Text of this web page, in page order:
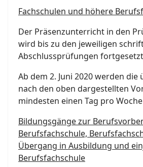
Fachschulen und höhere
Der Präsenzunterricht in den
wird bis zu den jeweiligen
Abschlussprüfungen
Ab dem 2. Juni 2020 werden die
nach den oben dargestellten
mindesten einen Tag pro
Bildungsgänge zur
Berufsfachschule,
Übergang in Ausbildung und
Berufsfachschule